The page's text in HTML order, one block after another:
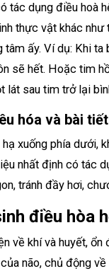
tác dụng điều hoà
thực vật khác như
ấy. Ví dụ: Khi
sẽ hết. Hoặc tim
lát sau tim trở lại
hóa và bài tiết
xuống phía dưới,
nhất định có tác
tránh đầy hơi,
điều hòa
về khí và huyết,
não, chủ động